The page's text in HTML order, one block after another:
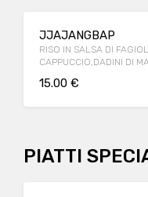
JJAJANGBAP
RISO IN SALSA DI
CAPPUCCIO,DADINI DI
15.00 €
PIATTI